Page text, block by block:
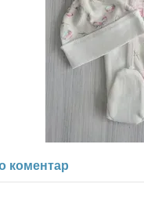
коментар